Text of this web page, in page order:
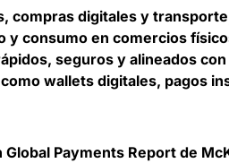
compras digitales y
y consumo en comercios
seguros y alineados
wallets digitales, pagos
Global Payments Report de